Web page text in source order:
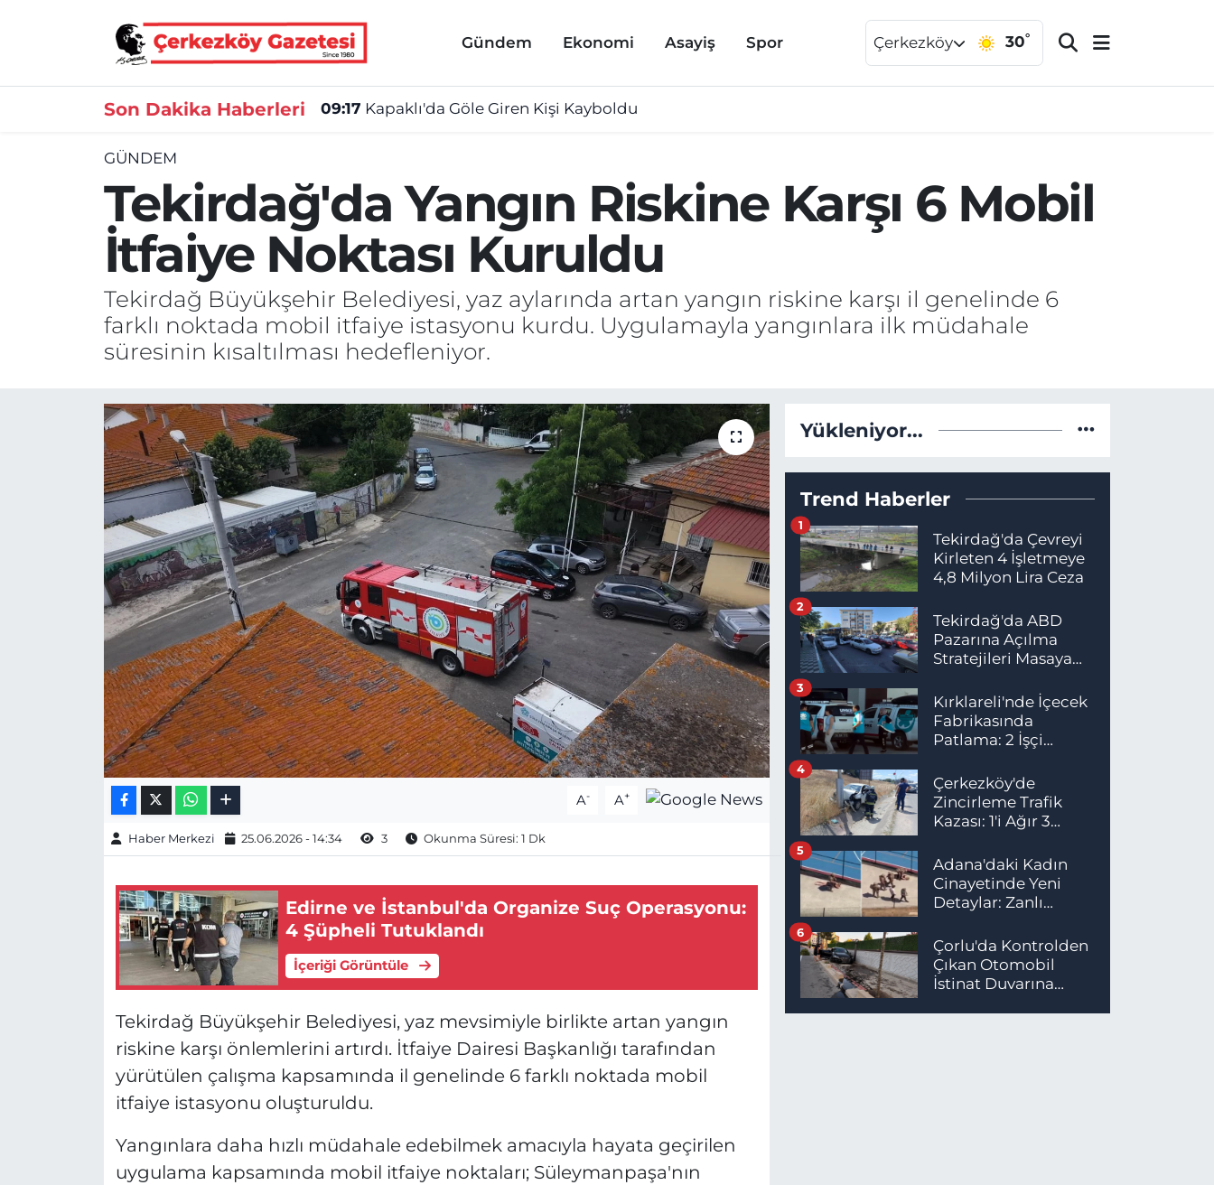
Gündem Ekonomi Asayiş Spor Çerkezköy 30°
Son Dakika Haberleri 09:17 Kapaklı'da Göle Giren Kişi Kayboldu
GÜNDEM
Tekirdağ'da Yangın Riskine Karşı 6 Mobil
İtfaiye Noktası Kuruldu
Tekirdağ Büyükşehir Belediyesi, yaz aylarında artan yangın riskine karşı il genelinde 6
farklı noktada mobil itfaiye istasyonu kurdu. Uygulamayla yangınlara ilk müdahale
süresinin kısaltılması hedefleniyor.
A- A+
Haber Merkezi 25.06.2026 - 14:34 3 Okunma Süresi: 1 Dk
Edirne ve İstanbul'da Organize Suç Operasyonu:
4 Şüpheli Tutuklandı
İçeriği Görüntüle
Tekirdağ Büyükşehir Belediyesi, yaz mevsimiyle birlikte artan yangın
riskine karşı önlemlerini artırdı. İtfaiye Dairesi Başkanlığı tarafından
yürütülen çalışma kapsamında il genelinde 6 farklı noktada mobil
itfaiye istasyonu oluşturuldu.
Yangınlara daha hızlı müdahale edebilmek amacıyla hayata geçirilen
uygulama kapsamında mobil itfaiye noktaları; Süleymanpaşa'nın
Yükleniyor...
Trend Haberler
Tekirdağ'da Çevreyi
Kirleten 4 İşletmeye
4,8 Milyon Lira Ceza
1
Tekirdağ'da ABD
Pazarına Açılma
Stratejileri Masaya
2
Kırklareli'nde İçecek
Fabrikasında
Patlama: 2 İşçi
3
Çerkezköy'de
Zincirleme Trafik
Kazası: 1'i Ağır 3
4
Adana'daki Kadın
Cinayetinde Yeni
Detaylar: Zanlı
Yakalandı
5
Çorlu'da Kontrolden
Çıkan Otomobil
İstinat Duvarına
6
Ekonomi
Gündem
Kültür&Sanat
SAĞLIK
Gizlilik Sözleşmesi
İletişim
Künye
Topluluk Kuralları
Yayın İlkeleri
Tekirdağ Nöbetçi Eczaneler
Tekirdağ Hava Durumu
Tekirdağ Namaz Vakitleri
Tekirdağ Trafik Yoğunluk Haritası
Süper Lig Puan Durumu ve Fikstür
Tüm Manşetler
Son Dakika Haberleri